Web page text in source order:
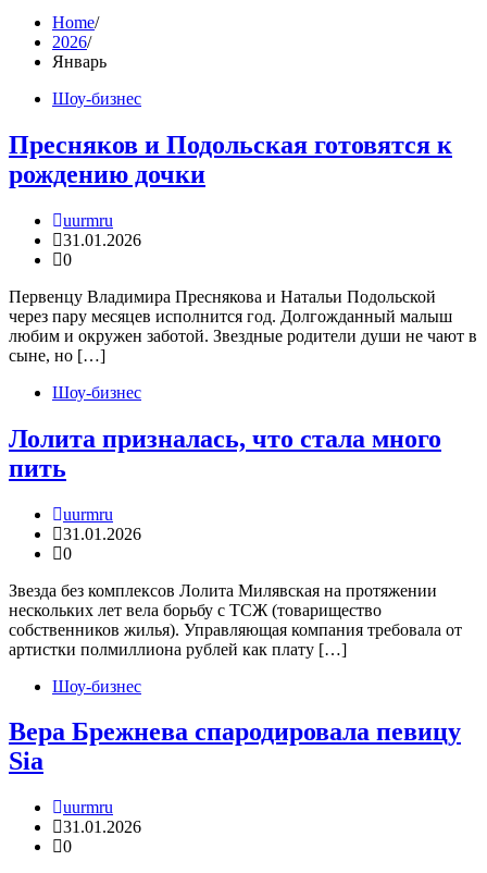
Home
2026
Январь
Шоу-бизнес
Пресняков и Подольская готовятся к
рождению дочки
uurmru
31.01.2026
0
Первенцу Владимира Преснякова и Натальи Подольской
через пару месяцев исполнится год. Долгожданный малыш
любим и окружен заботой. Звездные родители души не чают в
сыне, но […]
Шоу-бизнес
Лолита призналась, что стала много
пить
uurmru
31.01.2026
0
Звезда без комплексов Лолита Милявская на протяжении
нескольких лет вела борьбу с ТСЖ (товарищество
собственников жилья). Управляющая компания требовала от
артистки полмиллиона рублей как плату […]
Шоу-бизнес
Вера Брежнева спародировала певицу
Sia
uurmru
31.01.2026
0